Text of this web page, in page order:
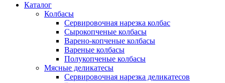
Каталог
Колбасы
Сервировочная нарезка колбас
Сырокопченые колбасы
Варено-копченые колбасы
Вареные колбасы
Полукопченые колбасы
Мясные деликатесы
Сервировочная нарезка деликатесов